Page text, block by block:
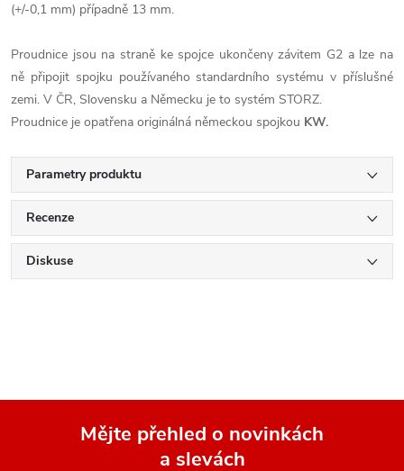
(+/-0,1 mm) případně 13 mm.
Proudnice jsou na straně ke spojce ukončeny závitem G2 a lze na
ně připojit spojku používaného standardního systému v příslušné
zemi. V ČR, Slovensku a Německu je to systém STORZ.
Proudnice je opatřena originálná německou spojkou KW.
Parametry produktu
Recenze
Diskuse
Mějte přehled o novinkách
a slevách